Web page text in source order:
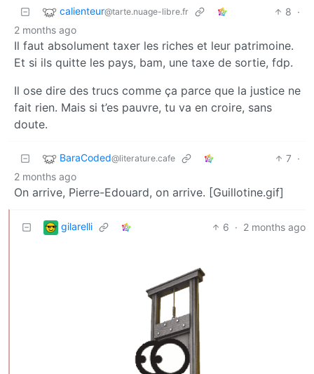
calienteur@tarte.nuage-libre.fr 8 ·
2 months ago
Il faut absolument taxer les riches et leur patrimoine.
Et si ils quitte les pays, bam, une taxe de sortie, fdp.
Il ose dire des trucs comme ça parce que la justice ne
fait rien. Mais si t’es pauvre, tu va en croire, sans
doute.
BaraCoded@literature.cafe 7 ·
2 months ago
On arrive, Pierre-Edouard, on arrive. [Guillotine.gif]
gilarelli 6 · 2 months ago